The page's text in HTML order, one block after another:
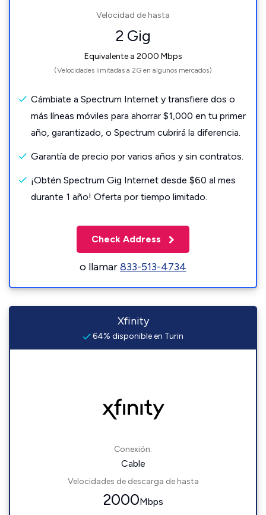
Velocidad de hasta
2 Gig
Equivalente a 2000 Mbps
(Velocidades limitadas a 2G en algunos mercados)
Cámbiate a Spectrum Internet y transfiere dos o
más líneas móviles para ahorrar $1,000 en tu primer
año, garantizado, o Spectrum cubrirá la diferencia.
Garantía de precio por varios años y sin contratos.
¡Obtén Spectrum Gig Internet desde $60 al mes
durante 1 año! Oferta por tiempo limitado.
Check Address
o llamar833-513-4734
Xfinity
64% disponible en Turin
Conexión:
Cable
Velocidades de descarga de hasta
2000Mbps